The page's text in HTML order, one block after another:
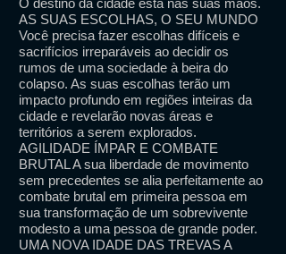
O destino da cidade está nas suas mãos.
AS SUAS ESCOLHAS, O SEU MUNDO
Você precisa fazer escolhas difíceis e
sacrifícios irreparáveis ao decidir os
rumos de uma sociedade à beira do
colapso. As suas escolhas terão um
impacto profundo em regiões inteiras da
cidade e revelarão novas áreas e
territórios a serem explorados.
AGILIDADE ÍMPAR E COMBATE
BRUTAL A sua liberdade de movimento
sem precedentes se alia perfeitamente ao
combate brutal em primeira pessoa em
sua transformação de um sobrevivente
modesto a uma pessoa de grande poder.
UMA NOVA IDADE DAS TREVAS A